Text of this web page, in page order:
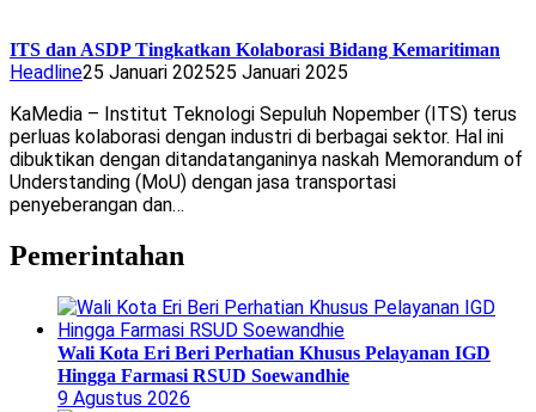
ITS dan ASDP Tingkatkan Kolaborasi Bidang Kemaritiman
Headline25 Januari 202525 Januari 2025
KaMedia – Institut Teknologi Sepuluh Nopember (ITS) terus
perluas kolaborasi dengan industri di berbagai sektor. Hal ini
dibuktikan dengan ditandatanganinya naskah Memorandum of
Understanding (MoU) dengan jasa transportasi
penyeberangan dan…
Pemerintahan
Wali Kota Eri Beri Perhatian Khusus Pelayanan IGD
Hingga Farmasi RSUD Soewandhie
9 Agustus 2026